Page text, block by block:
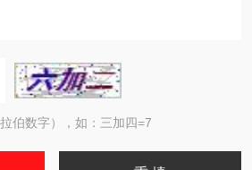
伯数字），如：三加四=7